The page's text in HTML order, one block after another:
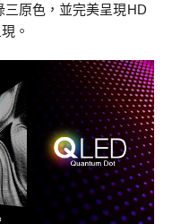
原色，並完美呈現HD
。